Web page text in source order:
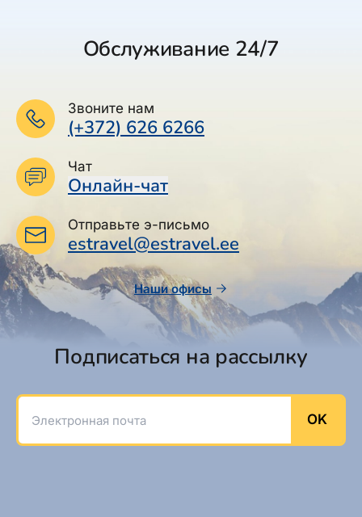
Обслуживание 24/7
Звоните нам
(+372) 626 6266
Чат
Онлайн-чат
Отправьте э-письмо
estravel@estravel.ee
Наши офисы
Подписаться на рассылку
Электронная почта
OK